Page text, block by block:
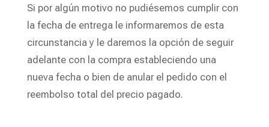
Si por algún motivo no pudiésemos cumplir con
la fecha de entrega le informaremos de esta
circunstancia y le daremos la opción de seguir
adelante con la compra estableciendo una
nueva fecha o bien de anular el pedido con el
reembolso total del precio pagado.